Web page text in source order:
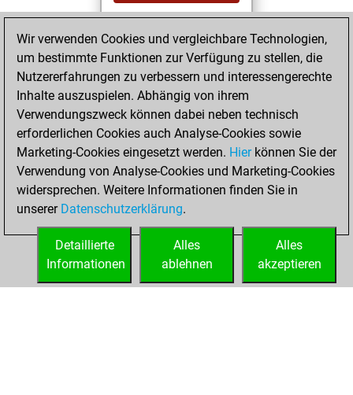
You achieved a
BeautyScore of 20
Fritz
You
achieved a new Elo
of 1588
You created
your Fritz account
You played 3
bullet games
Play
You scored +1
=0 -2 in bullet
Wir verwenden Cookies und vergleichbare Technologien,
um bestimmte Funktionen zur Verfügung zu stellen, die
Nutzererfahrungen zu verbessern und interessengerechte
Inhalte auszuspielen. Abhängig von ihrem
Verwendungszweck können dabei neben technisch
erforderlichen Cookies auch Analyse-Cookies sowie
Marketing-Cookies eingesetzt werden. Hierkönnen Sie der
Verwendung von Analyse-Cookies und Marketing-Cookies
widersprechen. Weitere Informationen finden Sie in
unserer Datenschutzerklärung.
Alles
akzeptieren
Alles
ablehnen
Detaillierte
Informationen